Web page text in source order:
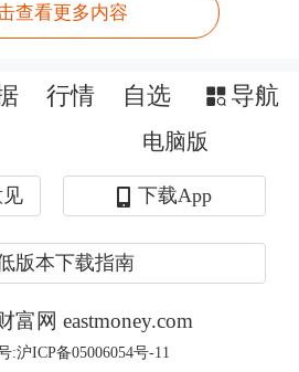
查看更多内容
行情 自选 导航
电脑版
下载App
版本下载指南
富网 eastmoney.com
:沪ICP备05006054号-11